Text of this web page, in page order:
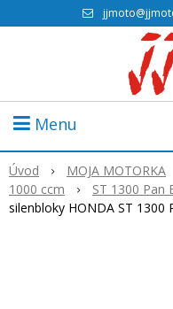
Menu
Úvod MOJA MOTORKA
1000 ccm
ST 1300 Pan
silenbloky HONDA ST 1300